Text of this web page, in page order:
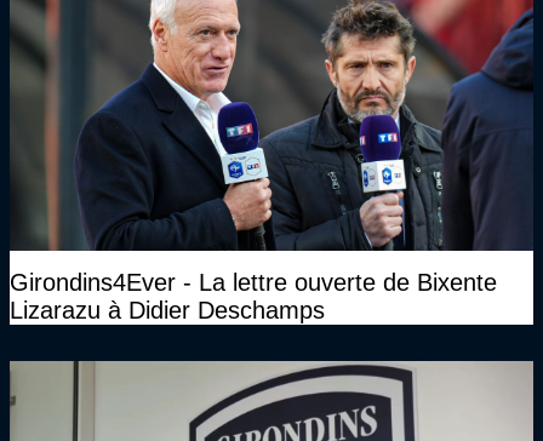
Girondins4Ever - La lettre ouverte de Bixente
Lizarazu à Didier Deschamps